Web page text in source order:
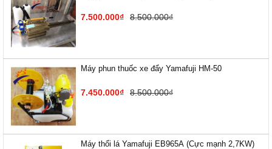
7.500.000₫ 8.500.000₫
Máy phun thuốc xe đẩy Yamafuji HM-50
7.450.000₫ 8.500.000₫
Máy thổi lá Yamafuji EB9​65A (Cực mạnh 2,7KW)